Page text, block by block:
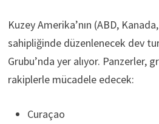
Kuzey Amerika’nın (ABD,
sahipliğinde düzenlenecek dev
Grubu’nda yer alıyor. Panzerler,
rakiplerle mücadele edecek:
Curaçao